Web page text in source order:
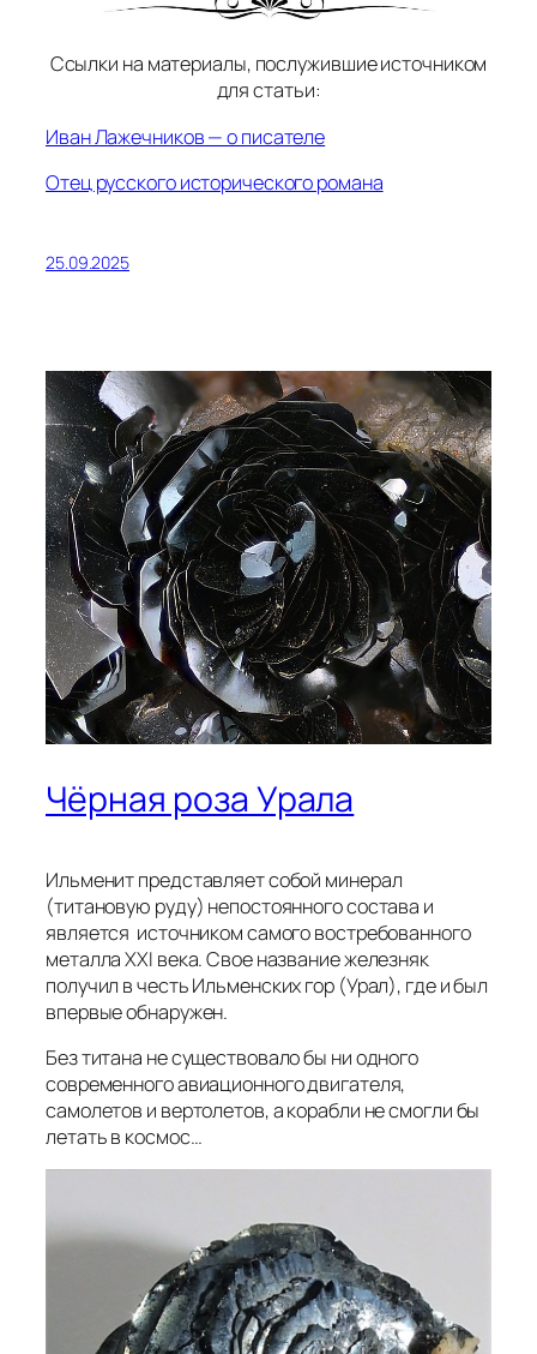
Ссылки на материалы, послужившие источником
для статьи:
Иван Лажечников — о писателе
Отец русского исторического романа
25.09.2025
Чёрная роза Урала
Ильменит представляет собой минерал
(титановую руду) непостоянного состава и
является источником самого востребованного
металла XXI века. Свое название железняк
получил в честь Ильменских гор (Урал), где и был
впервые обнаружен.
Без титана не существовало бы ни одного
современного авиационного двигателя,
самолетов и вертолетов, а корабли не смогли бы
летать в космос…